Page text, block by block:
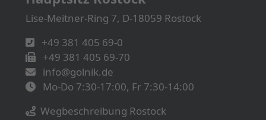
Lise-Meitner-Ring 7, D-18059 Rostock
+49 381 405 69-0
+49 381 405 69-70
info@golnik.de
Mo-Do 7:30-17:00, Fr 7:30-14:00
Wegbeschreibung Rostock